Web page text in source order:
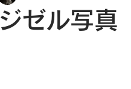
ジゼル写真